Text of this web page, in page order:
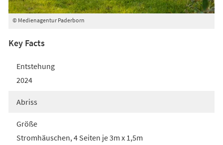
© Medienagentur Paderborn
Key Facts
Entstehung
2024
Abriss
Größe
Stromhäuschen, 4 Seiten je 3m x 1,5m